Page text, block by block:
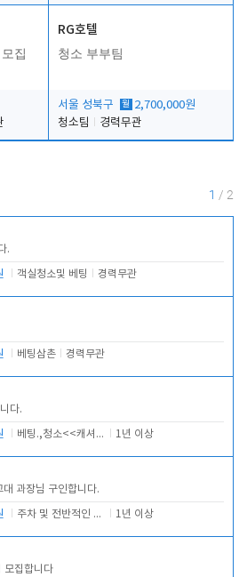
집
RG호텔
청소 부부팀
서울 성북구 월 2,700,000원
청소팀
경력무관
1 / 2
.
객실청소및 베팅 경력무관
베팅삼촌 경력무관
다.
베팅.,청소<<캐셔 모셔봅니다. 1년 이상
과장님 구인합니다.
주차 및 전반적인 당번업무 1년 이상
모집합니다